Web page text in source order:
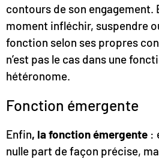
contours de son engagement.
moment infléchir, suspendre
fonction selon ses propres
n’est pas le cas dans une
hétéronome.
Fonction émergente
Enfin, la fonction émergente :
nulle part de façon précise,